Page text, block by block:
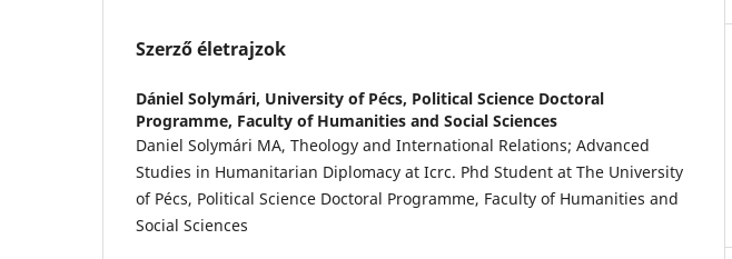
Szerző életrajzok
Dániel Solymári, University of Pécs, Political Science Doctoral
Programme, Faculty of Humanities and Social Sciences
Daniel Solymári MA, Theology and International Relations; Advanced
Studies in Humanitarian Diplomacy at Icrc. Phd Student at The University
of Pécs, Political Science Doctoral Programme, Faculty of Humanities and
Social Sciences